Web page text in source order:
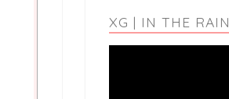
XG | IN THE RAIN